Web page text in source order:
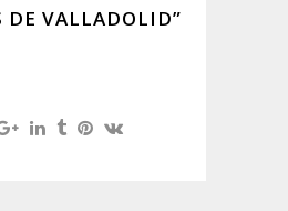
DE VALLADOLID”